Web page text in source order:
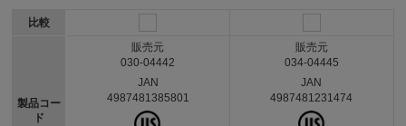
比較
製品コー
ド
販売元
030-04442
JAN
4987481385801
販売元
034-04445
JAN
4987481231474